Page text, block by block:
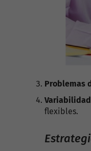
Problemas
flexibles.